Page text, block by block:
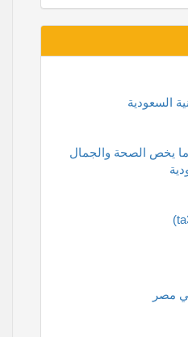
السعودية
يخص الصحة والجمال
مصر